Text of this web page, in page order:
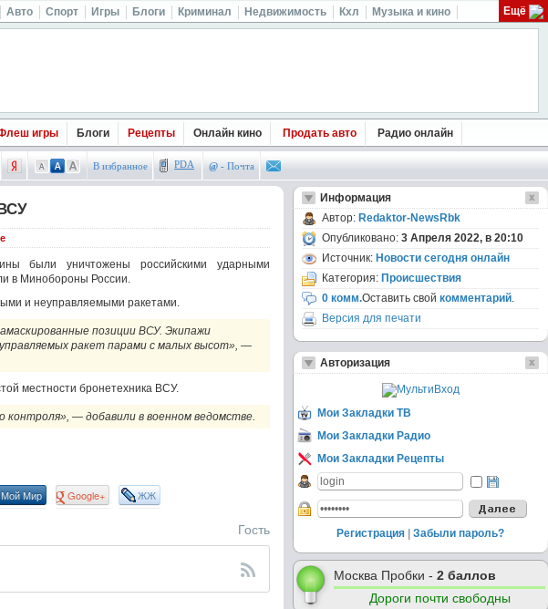
Авто Спорт Игры Блоги Криминал Недвижимость Кхл Музыка и кино Ещё
игры Блоги Рецепты Онлайн кино Продать авто Радио онлайн
В избранное PDA @ - Почта
были уничтожены российскими ударными
в Минобороны России.
и неуправляемыми ракетами.
позиции ВСУ. Экипажи
ракет парами с малых высот», —
местности бронетехника ВСУ.
контроля», — добавили в военном ведомстве.
Мой Мир Google+ ЖЖ
Гость
Информация
Автор: Redaktor-NewsRbk
Опубликовано: 3 Апреля 2022, в 20:10
Источник: Новости сегодня онлайн
Категория: Происшествия
0 комм.Оставить свой комментарий.
Версия для печати
Авторизация
Мои Закладки ТВ
Мои Закладки Радио
Мои Закладки Рецепты
Регистрация Забыли пароль?
Москва Пробки - 2 баллов
Дороги почти свободны